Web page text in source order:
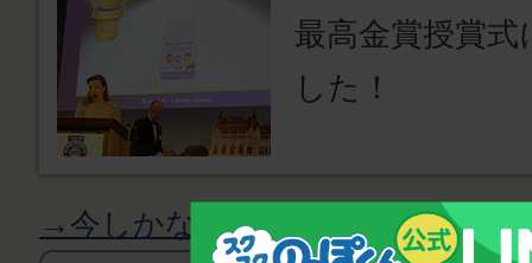
最高金賞授賞
した！
→今しかない「成長期」の栄養補